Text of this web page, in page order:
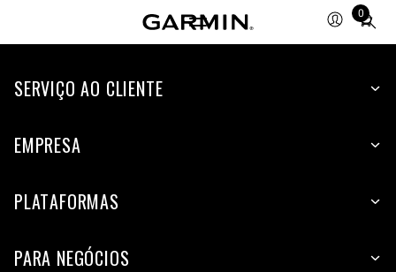
0
Total
items
cart:
SERVIÇO AO CLIENTE
EMPRESA
PLATAFORMAS
PARA NEGÓCIOS